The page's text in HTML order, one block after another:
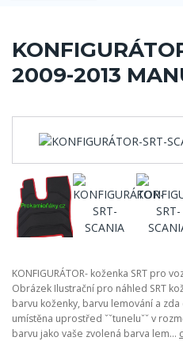
2009-2013
KONFIGURÁTOR- koženka SRT pro
Obrázek Ilustrační pro náhled SRT
barvu koženky, barvu lemování a
umístěna uprostřed ˇˇtuneluˇˇ v
barvu jako vaše zvolená barva lem...